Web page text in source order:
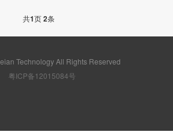
共1页2条
Technology All Rights Reserved
粤ICP备12015084号